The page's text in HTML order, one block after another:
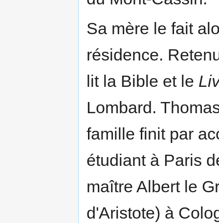
Sa mère le fait
résidence.
lit la Bible et le
Lombard.
famille finit par
étudiant à Paris
maître Albert le
d'Aristote) à